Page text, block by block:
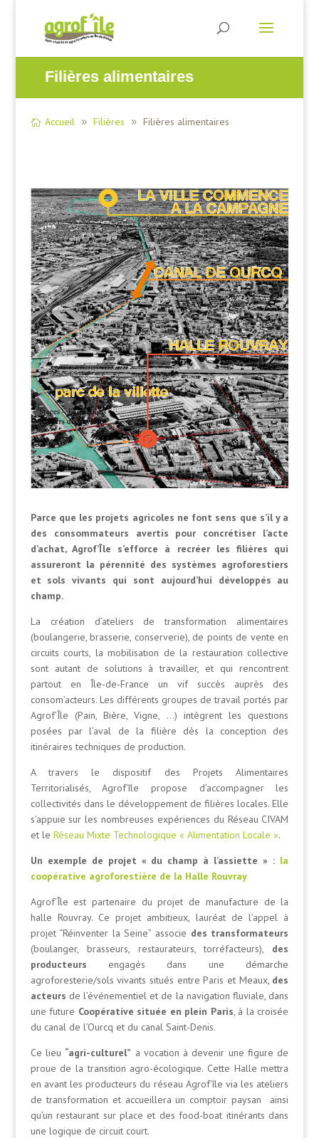
Filières alimentaires
Accueil Filières Filières alimentaires
Parce que les projets agricoles ne font sens que s’il y a
des consommateurs avertis pour concrétiser l’acte
d’achat, Agrof’Île s’efforce à recréer les filières qui
assureront la pérennité des systèmes agroforestiers
et sols vivants qui sont aujourd’hui développés au
champ.
La création d’ateliers de transformation alimentaires
(boulangerie, brasserie, conserverie), de points de vente en
circuits courts, la mobilisation de la restauration collective
sont autant de solutions à travailler, et qui rencontrent
partout en Île-de-France un vif succès auprès des
consom’acteurs. Les différents groupes de travail portés par
Agrof’Île (Pain, Bière, Vigne, …) intègrent les questions
posées par l’aval de la filière dès la conception des
itinéraires techniques de production.
A travers le dispositif des Projets Alimentaires
Territorialisés, Agrof’île propose d’accompagner les
collectivités dans le développement de filières locales. Elle
s’appuie sur les nombreuses expériences du Réseau CIVAM
et le Réseau Mixte Technologique « Alimentation Locale ».
Un exemple de projet « du champ à l’assiette » : la
coopérative agroforestière de la Halle Rouvray
Agrof’Île est partenaire du projet de manufacture de la
halle Rouvray. Ce projet ambitieux, lauréat de l’appel à
projet “Réinventer la Seine” associe des transformateurs
(boulanger, brasseurs, restaurateurs, torréfacteurs), des
producteurs engagés dans une démarche
agroforesterie/sols vivants situés entre Paris et Meaux, des
acteurs de l’événementiel et de la navigation fluviale, dans
une future Coopérative située en plein Paris, à la croisée
du canal de l’Ourcq et du canal Saint-Denis.
Ce lieu “agri-culturel” a vocation à devenir une figure de
proue de la transition agro-écologique. Cette Halle mettra
en avant les producteurs du réseau Agrof’île via les ateliers
de transformation et accueillera un comptoir paysan ainsi
qu’un restaurant sur place et des food-boat itinérants dans
une logique de circuit court.